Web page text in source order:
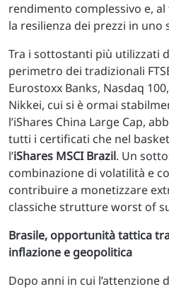
rendimento complessivo e,
la resilienza dei prezzi in uno
Tra i sottostanti più utilizzati
perimetro dei tradizionali
Eurostoxx Banks, Nasdaq
Nikkei, cui si è ormai
l’iShares China Large Cap,
tutti i certificati che nel
l’iShares MSCI Brazil. Un
combinazione di volatilità e
contribuire a monetizzare
classiche strutture worst of
Brasile, opportunità tattica
inflazione e geopolitica
Dopo anni in cui l’attenzione